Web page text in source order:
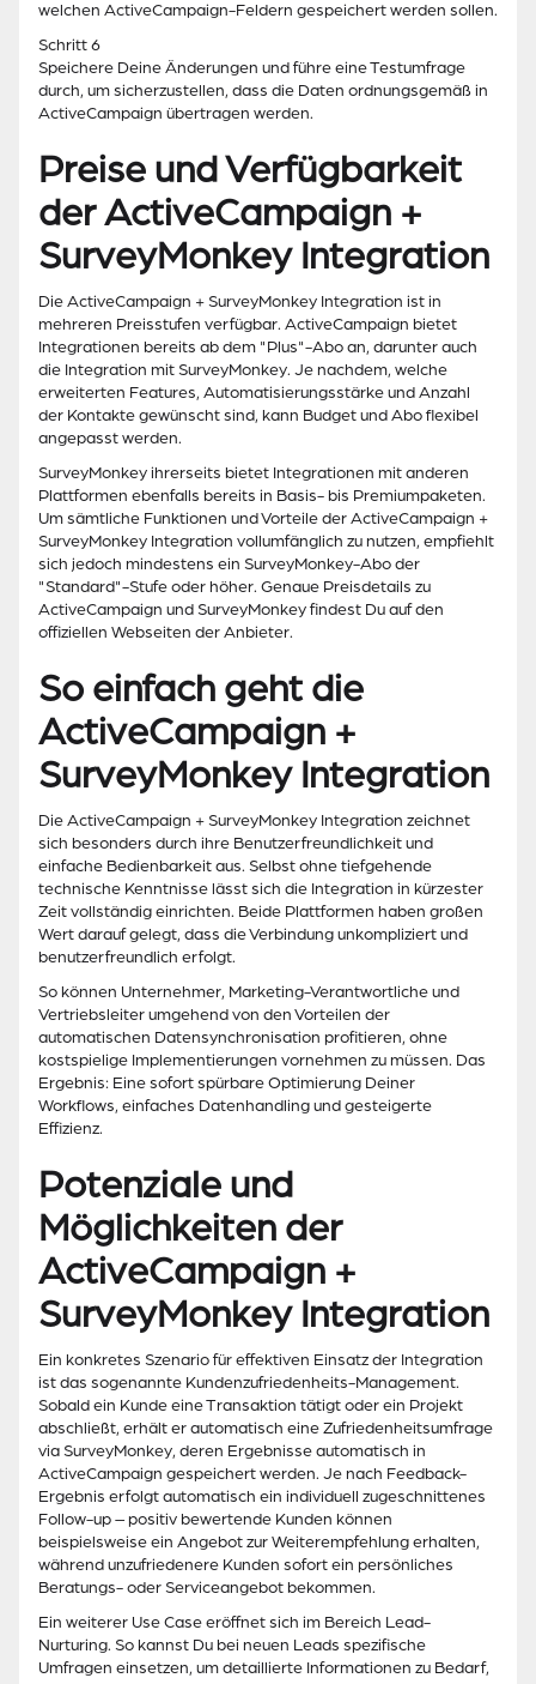
welchen ActiveCampaign-Feldern gespeichert werden sollen.
Schritt 6
Speichere Deine Änderungen und führe eine Testumfrage
durch, um sicherzustellen, dass die Daten ordnungsgemäß in
ActiveCampaign übertragen werden.
Preise und Verfügbarkeit
der ActiveCampaign +
SurveyMonkey Integration
Die ActiveCampaign + SurveyMonkey Integration ist in
mehreren Preisstufen verfügbar. ActiveCampaign bietet
Integrationen bereits ab dem "Plus"-Abo an, darunter auch
die Integration mit SurveyMonkey. Je nachdem, welche
erweiterten Features, Automatisierungsstärke und Anzahl
der Kontakte gewünscht sind, kann Budget und Abo flexibel
angepasst werden.
SurveyMonkey ihrerseits bietet Integrationen mit anderen
Plattformen ebenfalls bereits in Basis- bis Premiumpaketen.
Um sämtliche Funktionen und Vorteile der ActiveCampaign +
SurveyMonkey Integration vollumfänglich zu nutzen, empfiehlt
sich jedoch mindestens ein SurveyMonkey-Abo der
"Standard"-Stufe oder höher. Genaue Preisdetails zu
ActiveCampaign und SurveyMonkey findest Du auf den
offiziellen Webseiten der Anbieter.
So einfach geht die
ActiveCampaign +
SurveyMonkey Integration
Die ActiveCampaign + SurveyMonkey Integration zeichnet
sich besonders durch ihre Benutzerfreundlichkeit und
einfache Bedienbarkeit aus. Selbst ohne tiefgehende
technische Kenntnisse lässt sich die Integration in kürzester
Zeit vollständig einrichten. Beide Plattformen haben großen
Wert darauf gelegt, dass die Verbindung unkompliziert und
benutzerfreundlich erfolgt.
So können Unternehmer, Marketing-Verantwortliche und
Vertriebsleiter umgehend von den Vorteilen der
automatischen Datensynchronisation profitieren, ohne
kostspielige Implementierungen vornehmen zu müssen. Das
Ergebnis: Eine sofort spürbare Optimierung Deiner
Workflows, einfaches Datenhandling und gesteigerte
Effizienz.
Potenziale und
Möglichkeiten der
ActiveCampaign +
SurveyMonkey Integration
Ein konkretes Szenario für effektiven Einsatz der Integration
ist das sogenannte Kundenzufriedenheits-Management.
Sobald ein Kunde eine Transaktion tätigt oder ein Projekt
abschließt, erhält er automatisch eine Zufriedenheitsumfrage
via SurveyMonkey, deren Ergebnisse automatisch in
ActiveCampaign gespeichert werden. Je nach Feedback-
Ergebnis erfolgt automatisch ein individuell zugeschnittenes
Follow-up – positiv bewertende Kunden können
beispielsweise ein Angebot zur Weiterempfehlung erhalten,
während unzufriedenere Kunden sofort ein persönliches
Beratungs- oder Serviceangebot bekommen.
Ein weiterer Use Case eröffnet sich im Bereich Lead-
Nurturing. So kannst Du bei neuen Leads spezifische
Umfragen einsetzen, um detaillierte Informationen zu Bedarf,